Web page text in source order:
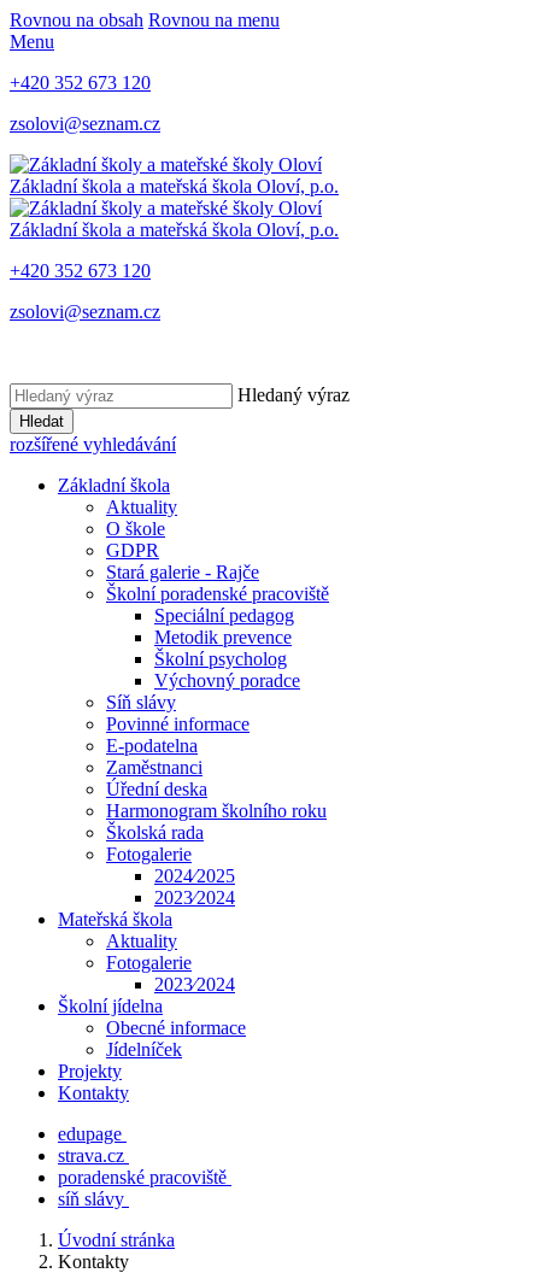
Rovnou na obsah Rovnou na menu
Menu
+420 352 673 120
zsolovi@seznam.cz
Základní škola a mateřská škola Oloví, p.o.
Základní škola a mateřská škola Oloví, p.o.
+420 352 673 120
zsolovi@seznam.cz
Hledaný výraz
Hledat
rozšířené vyhledávání
Základní škola
Aktuality
O škole
GDPR
Stará galerie - Rajče
Školní poradenské pracoviště
Speciální pedagog
Metodik prevence
Školní psycholog
Výchovný poradce
Síň slávy
Povinné informace
E-podatelna
Zaměstnanci
Úřední deska
Harmonogram školního roku
Školská rada
Fotogalerie
2024⁄2025
2023⁄2024
Mateřská škola
Aktuality
Fotogalerie
2023⁄2024
Školní jídelna
Obecné informace
Jídelníček
Projekty
Kontakty
edupage
strava.cz
poradenské pracoviště
síň slávy
Úvodní stránka
Kontakty